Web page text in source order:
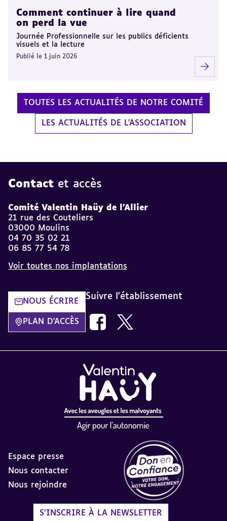
Comment continuer à lire quand
on perd la vue
Journée Professionnelle sur les publics déficients
visuels et la lecture
Publié le 1 juin 2026
TOUTES LES ACTUALITÉS DE NOTRE COMITÉ
LES ACTUALITÉS DE L'ASSOCIATION
Contact et accès
Comité Valentin Haüy de l'Allier
21 rue des Couteliers
03000 Moulins
04 70 35 02 21
06 85 77 54 78
Voir toutes nos implantations
NOUS ÉCRIRE
PLAN D'ACCÈS
Suivre l'établissement
Nous suivre sur Facebook AVH
Nous suivre sur Twitter
Espace presse
Nous contacter
Nous rejoindre
S'INSCRIRE À LA NEWSLETTER